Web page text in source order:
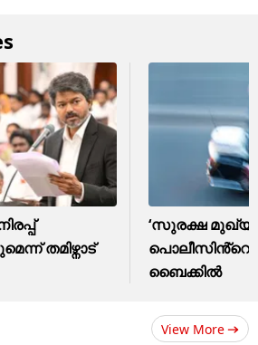
തമിഴ്നാട്
‘സുരക്ഷ
ബൈക്കിൽ
View More